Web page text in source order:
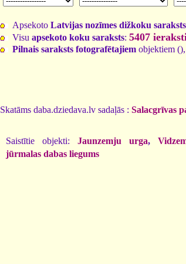
Apsekoto Latvijas nozīmes dižkoku saraksts
Visu apsekoto koku saraksts: 5407
Pilnais saraksts fotografētajiem objektiem (),
Skatāms daba.dziedava.lv sadaļās : Salacgrīvas
Saistītie objekti: Jaunzemju urga,
jūrmalas dabas liegums